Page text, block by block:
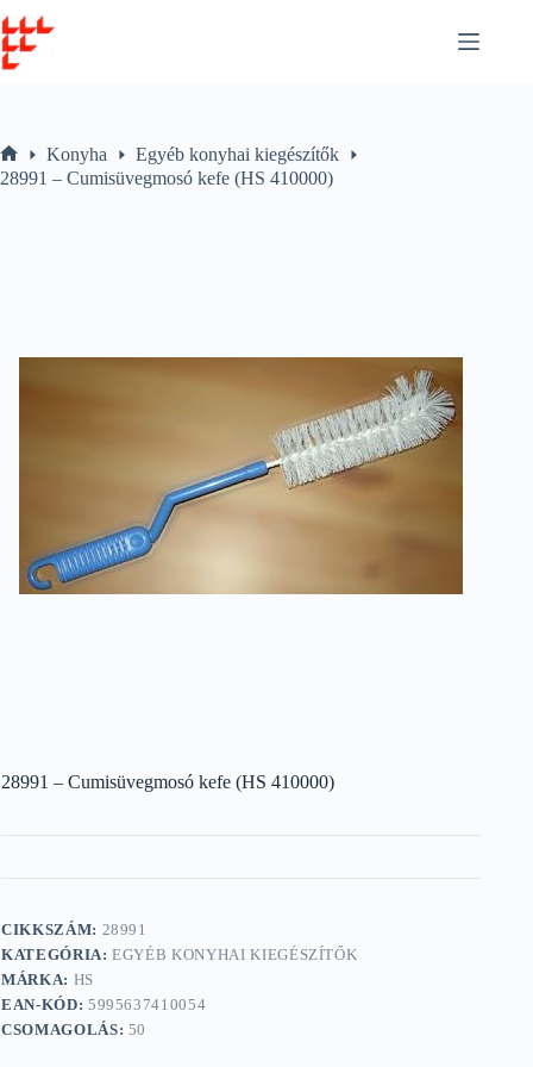
to
content
Home
Konyha
Egyéb konyhai kiegészítők
28991 – Cumisüvegmosó kefe (HS 410000)
28991 – Cumisüvegmosó kefe (HS 410000)
CIKKSZÁM: 28991
KATEGÓRIA:EGYÉB KONYHAI KIEGÉSZÍTŐK
MÁRKA: HS
EAN-KÓD: 5995637410054
CSOMAGOLÁS: 50